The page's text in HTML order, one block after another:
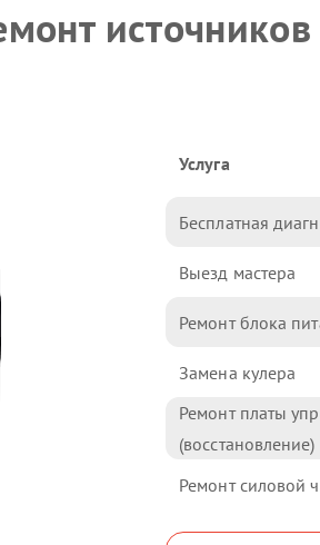
Услуга
Бесплатная
Выезд мастера
Ремонт блока
Замена кулера
Ремонт платы
(восстановление)
Ремонт силовой